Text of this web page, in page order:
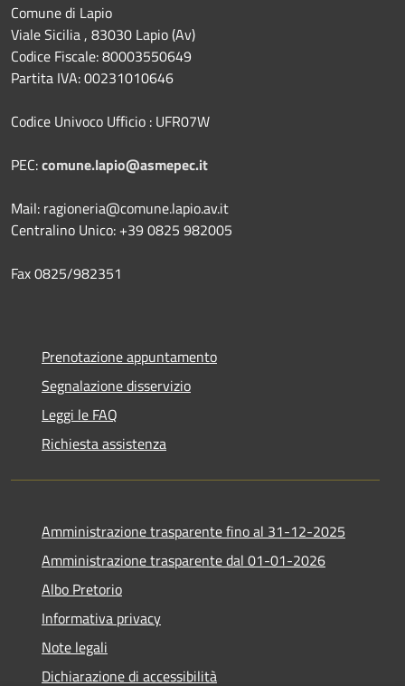
Comune di Lapio
Viale Sicilia , 83030 Lapio (Av)
Codice Fiscale: 80003550649
Partita IVA: 00231010646
Codice Univoco Ufficio : UFR07W
PEC:comune.lapio@asmepec.it
Mail: ragioneria@comune.lapio.av.it
Centralino Unico: +39 0825 982005
Fax 0825/982351
Prenotazione appuntamento
Segnalazione disservizio
Leggi le FAQ
Richiesta assistenza
Amministrazione trasparente fino al 31-12-2025
Amministrazione trasparente dal 01-01-2026
Albo Pretorio
Informativa privacy
Note legali
Dichiarazione di accessibilità